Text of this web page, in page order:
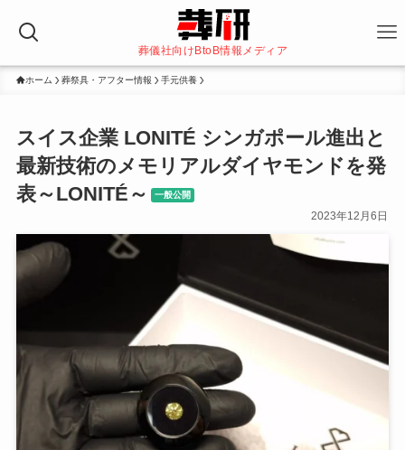
葬儀社向けBtoB情報メディア
ホーム 葬祭具・アフター情報 手元供養
スイス企業 LONITÉ シンガポール進出と
最新技術のメモリアルダイヤモンドを発
表～LONITÉ～
一般公開
2023年12月6日